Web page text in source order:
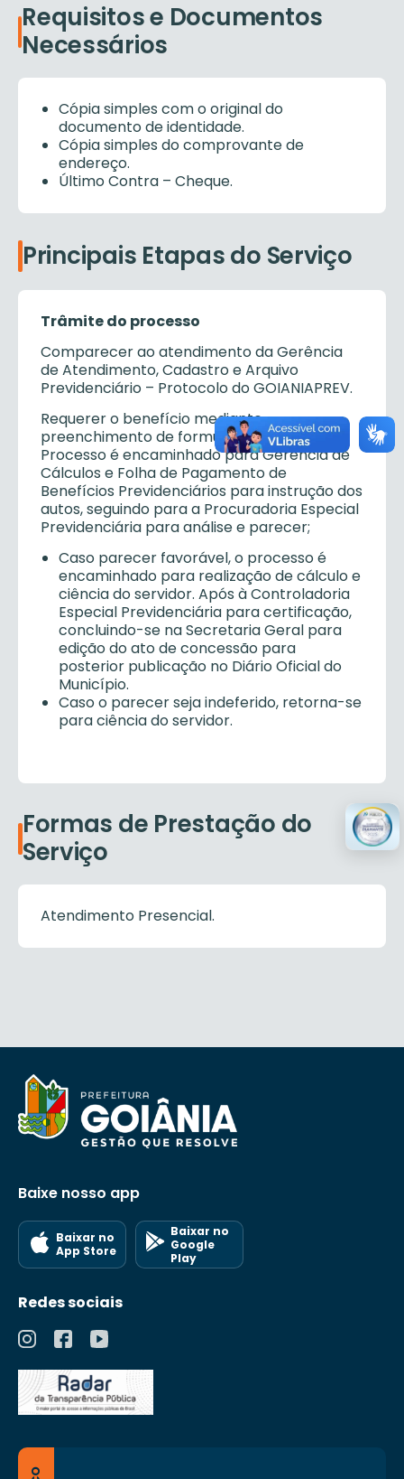
Requisitos e Documentos
Necessários
Cópia simples com o original do
documento de identidade.
Cópia simples do comprovante de
endereço.
Último Contra – Cheque.
Principais Etapas do Serviço
Trâmite do processo
Comparecer ao atendimento da Gerência
de Atendimento, Cadastro e Arquivo
Previdenciário – Protocolo do GOIANIAPREV.
Requerer o benefício mediante
preenchimento de formulário próprio.
Processo é encaminhado para Gerência de
Cálculos e Folha de Pagamento de
Benefícios Previdenciários para instrução dos
autos, seguindo para a Procuradoria Especial
Previdenciária para análise e parecer;
Caso parecer favorável, o processo é
encaminhado para realização de cálculo e
ciência do servidor. Após à Controladoria
Especial Previdenciária para certificação,
concluindo-se na Secretaria Geral para
edição do ato de concessão para
posterior publicação no Diário Oficial do
Município.
Caso o parecer seja indeferido, retorna-se
para ciência do servidor.
Formas de Prestação do
Serviço
Atendimento Presencial.
Baixe nosso app
Baixar no
App Store
Baixar no
Google
Play
Redes sociais